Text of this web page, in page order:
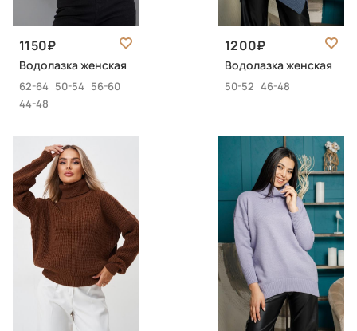
1150
Водолазка женская
62-64 50-54 56-60
44-48
1200
Водолазка женская
50-52 46-48